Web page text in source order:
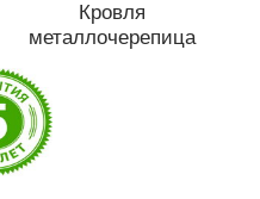
Кровля
металлочерепица